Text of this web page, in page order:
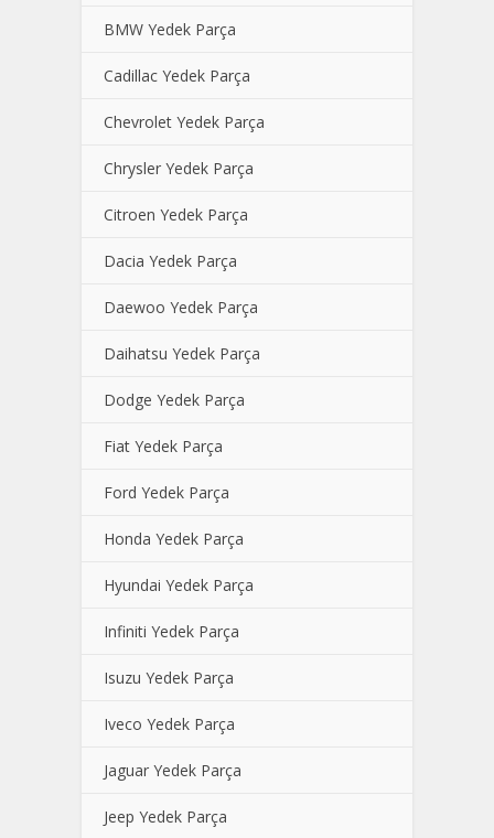
BMW Yedek Parça
Cadillac Yedek Parça
Chevrolet Yedek Parça
Chrysler Yedek Parça
Citroen Yedek Parça
Dacia Yedek Parça
Daewoo Yedek Parça
Daihatsu Yedek Parça
Dodge Yedek Parça
Fiat Yedek Parça
Ford Yedek Parça
Honda Yedek Parça
Hyundai Yedek Parça
Infiniti Yedek Parça
Isuzu Yedek Parça
Iveco Yedek Parça
Jaguar Yedek Parça
Jeep Yedek Parça